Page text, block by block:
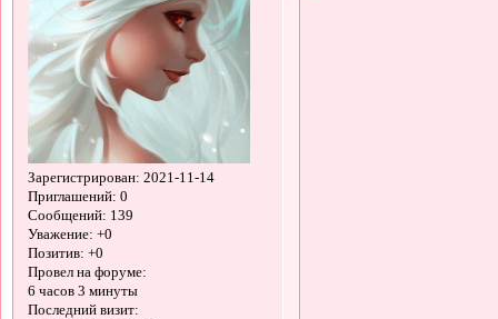
Зарегистрирован: 2021-11-14
Приглашений: 0
Сообщений: 139
Уважение: +0
Позитив: +0
Провел на форуме:
6 часов 3 минуты
Последний визит: